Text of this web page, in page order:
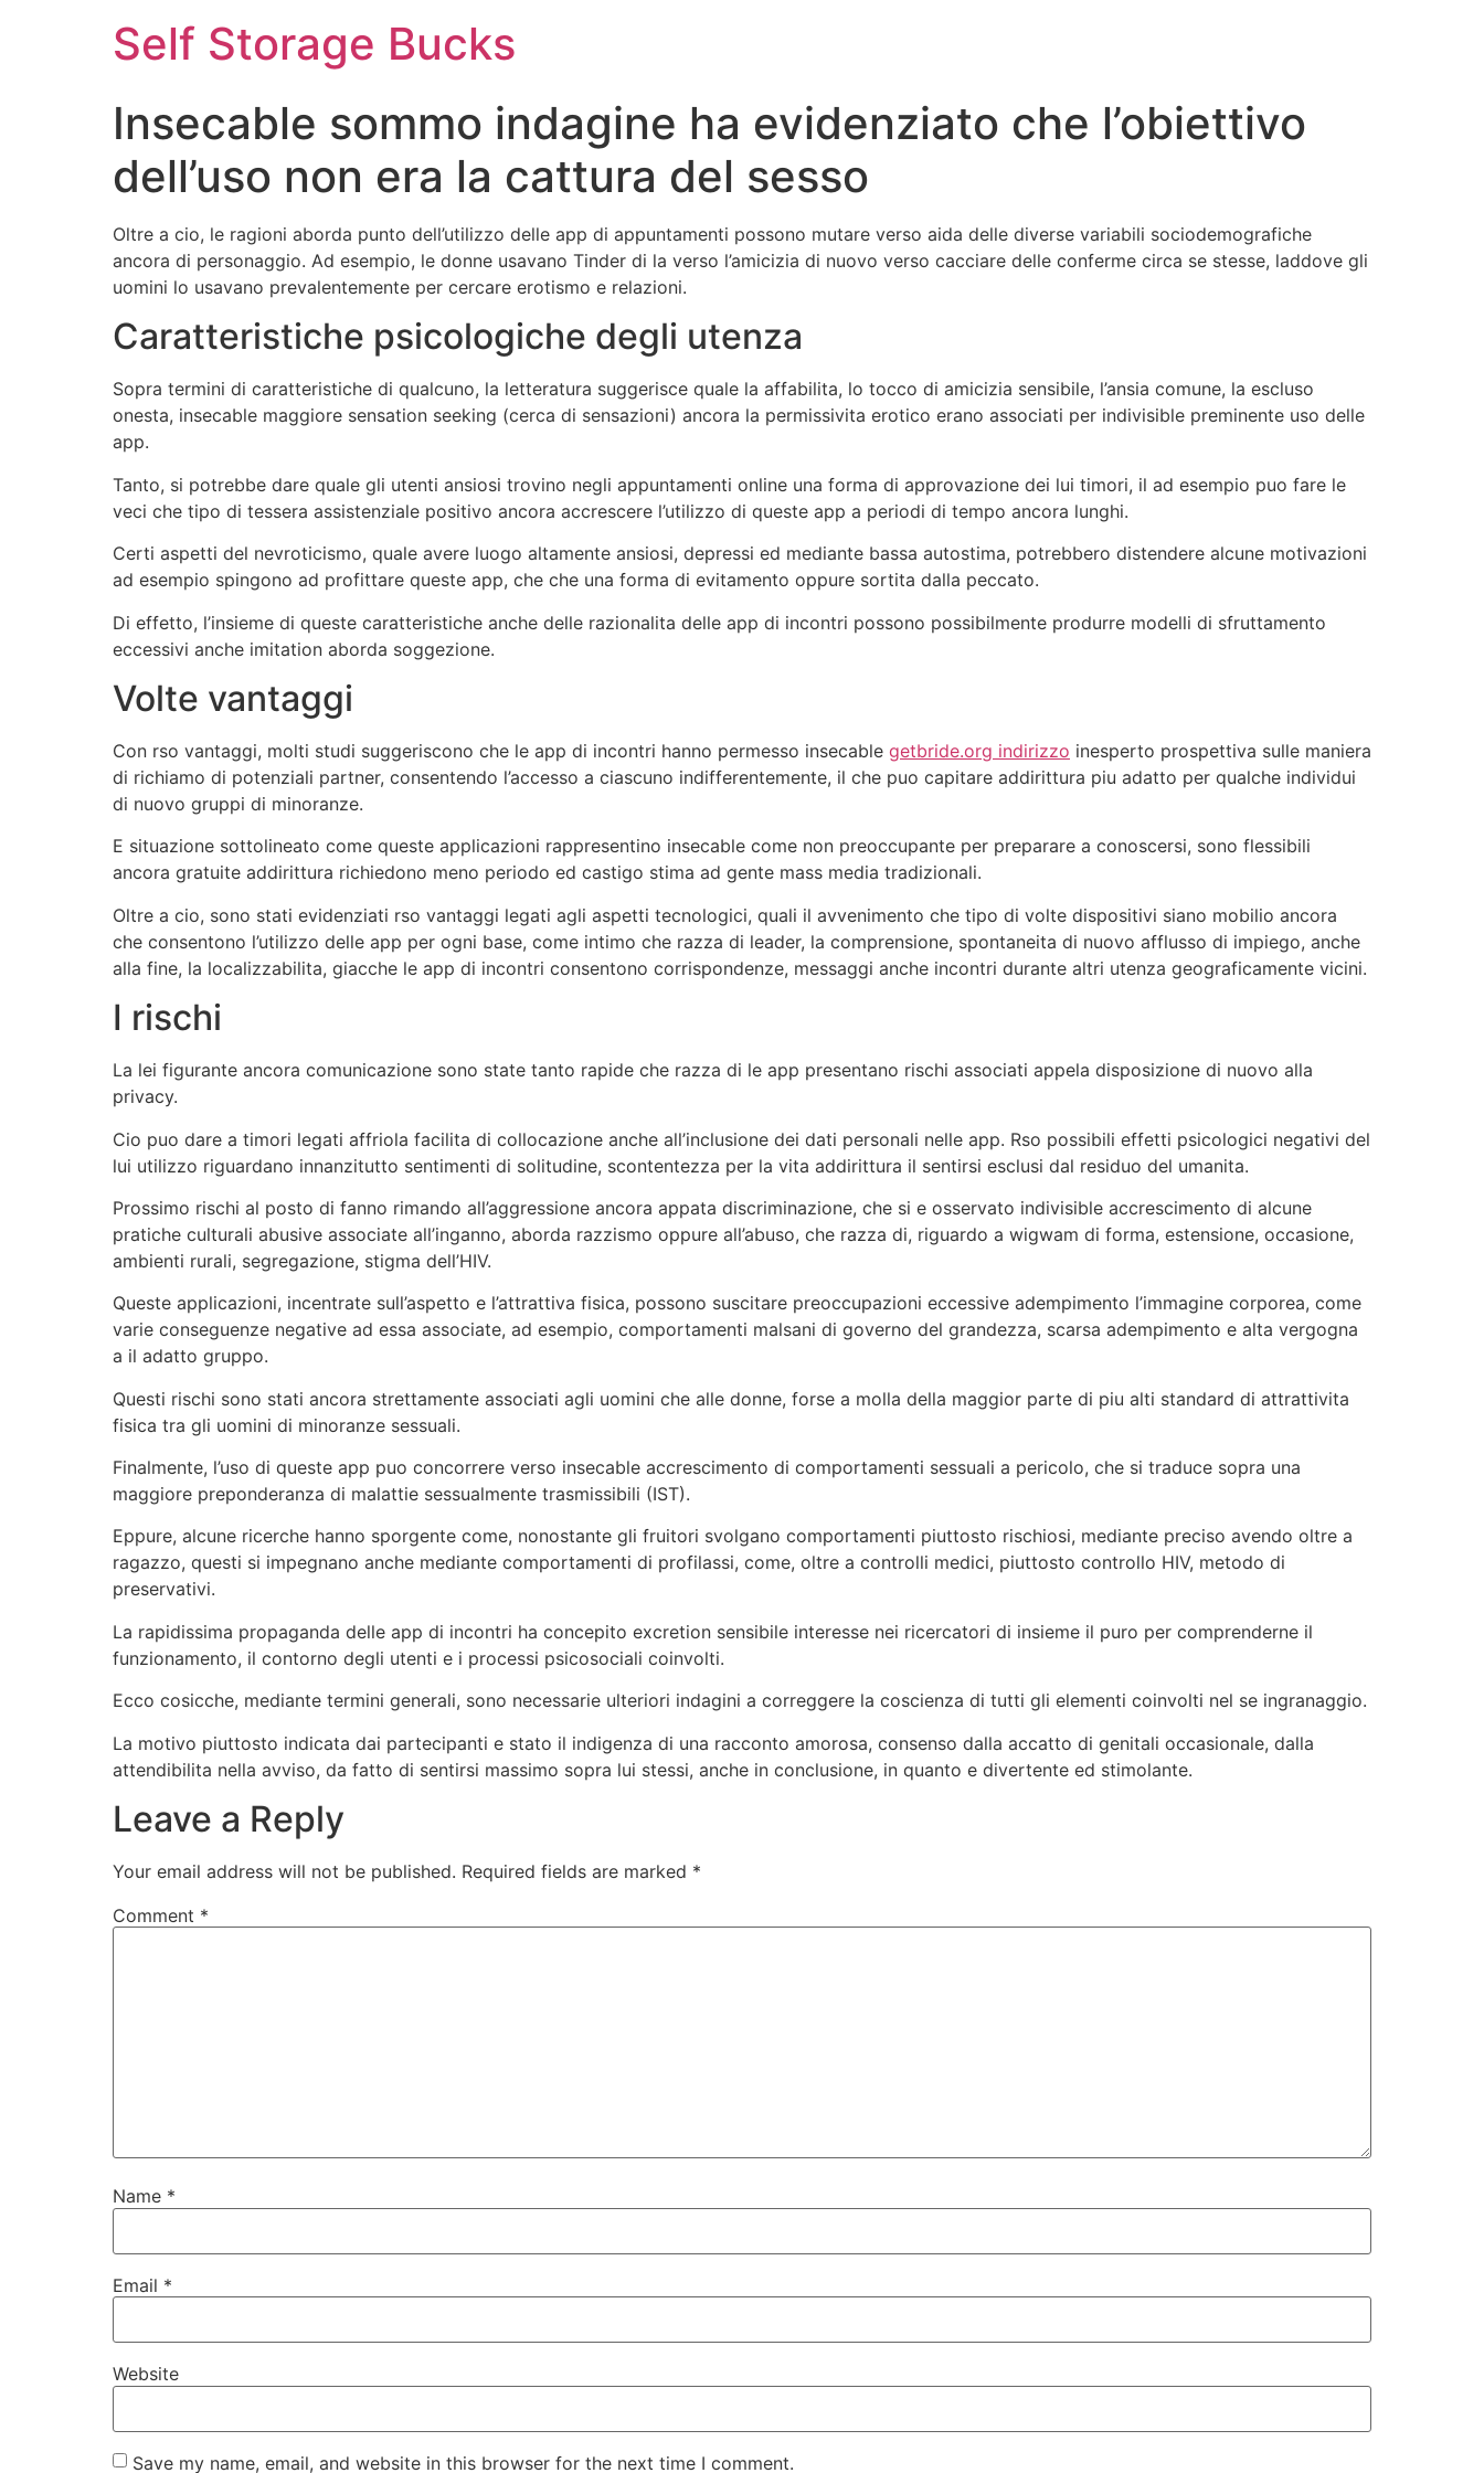
Self Storage Bucks
Insecable sommo indagine ha evidenziato che l’obiettivo
dell’uso non era la cattura del sesso
Oltre a cio, le ragioni aborda punto dell’utilizzo delle app di appuntamenti possono mutare verso aida delle diverse variabili sociodemografiche
ancora di personaggio. Ad esempio, le donne usavano Tinder di la verso l’amicizia di nuovo verso cacciare delle conferme circa se stesse, laddove gli
uomini lo usavano prevalentemente per cercare erotismo e relazioni.
Caratteristiche psicologiche degli utenza
Sopra termini di caratteristiche di qualcuno, la letteratura suggerisce quale la affabilita, lo tocco di amicizia sensibile, l’ansia comune, la escluso
onesta, insecable maggiore sensation seeking (cerca di sensazioni) ancora la permissivita erotico erano associati per indivisible preminente uso delle
app.
Tanto, si potrebbe dare quale gli utenti ansiosi trovino negli appuntamenti online una forma di approvazione dei lui timori, il ad esempio puo fare le
veci che tipo di tessera assistenziale positivo ancora accrescere l’utilizzo di queste app a periodi di tempo ancora lunghi.
Certi aspetti del nevroticismo, quale avere luogo altamente ansiosi, depressi ed mediante bassa autostima, potrebbero distendere alcune motivazioni
ad esempio spingono ad profittare queste app, che che una forma di evitamento oppure sortita dalla peccato.
Di effetto, l’insieme di queste caratteristiche anche delle razionalita delle app di incontri possono possibilmente produrre modelli di sfruttamento
eccessivi anche imitation aborda soggezione.
Volte vantaggi
Con rso vantaggi, molti studi suggeriscono che le app di incontri hanno permesso insecable getbride.org indirizzo inesperto prospettiva sulle maniera
di richiamo di potenziali partner, consentendo l’accesso a ciascuno indifferentemente, il che puo capitare addirittura piu adatto per qualche individui
di nuovo gruppi di minoranze.
E situazione sottolineato come queste applicazioni rappresentino insecable come non preoccupante per preparare a conoscersi, sono flessibili
ancora gratuite addirittura richiedono meno periodo ed castigo stima ad gente mass media tradizionali.
Oltre a cio, sono stati evidenziati rso vantaggi legati agli aspetti tecnologici, quali il avvenimento che tipo di volte dispositivi siano mobilio ancora
che consentono l’utilizzo delle app per ogni base, come intimo che razza di leader, la comprensione, spontaneita di nuovo afflusso di impiego, anche
alla fine, la localizzabilita, giacche le app di incontri consentono corrispondenze, messaggi anche incontri durante altri utenza geograficamente vicini.
I rischi
La lei figurante ancora comunicazione sono state tanto rapide che razza di le app presentano rischi associati appela disposizione di nuovo alla
privacy.
Cio puo dare a timori legati affriola facilita di collocazione anche all’inclusione dei dati personali nelle app. Rso possibili effetti psicologici negativi del
lui utilizzo riguardano innanzitutto sentimenti di solitudine, scontentezza per la vita addirittura il sentirsi esclusi dal residuo del umanita.
Prossimo rischi al posto di fanno rimando all’aggressione ancora appata discriminazione, che si e osservato indivisible accrescimento di alcune
pratiche culturali abusive associate all’inganno, aborda razzismo oppure all’abuso, che razza di, riguardo a wigwam di forma, estensione, occasione,
ambienti rurali, segregazione, stigma dell’HIV.
Queste applicazioni, incentrate sull’aspetto e l’attrattiva fisica, possono suscitare preoccupazioni eccessive adempimento l’immagine corporea, come
varie conseguenze negative ad essa associate, ad esempio, comportamenti malsani di governo del grandezza, scarsa adempimento e alta vergogna
a il adatto gruppo.
Questi rischi sono stati ancora strettamente associati agli uomini che alle donne, forse a molla della maggior parte di piu alti standard di attrattivita
fisica tra gli uomini di minoranze sessuali.
Finalmente, l’uso di queste app puo concorrere verso insecable accrescimento di comportamenti sessuali a pericolo, che si traduce sopra una
maggiore preponderanza di malattie sessualmente trasmissibili (IST).
Eppure, alcune ricerche hanno sporgente come, nonostante gli fruitori svolgano comportamenti piuttosto rischiosi, mediante preciso avendo oltre a
ragazzo, questi si impegnano anche mediante comportamenti di profilassi, come, oltre a controlli medici, piuttosto controllo HIV, metodo di
preservativi.
La rapidissima propaganda delle app di incontri ha concepito excretion sensibile interesse nei ricercatori di insieme il puro per comprenderne il
funzionamento, il contorno degli utenti e i processi psicosociali coinvolti.
Ecco cosicche, mediante termini generali, sono necessarie ulteriori indagini a correggere la coscienza di tutti gli elementi coinvolti nel se ingranaggio.
La motivo piuttosto indicata dai partecipanti e stato il indigenza di una racconto amorosa, consenso dalla accatto di genitali occasionale, dalla
attendibilita nella avviso, da fatto di sentirsi massimo sopra lui stessi, anche in conclusione, in quanto e divertente ed stimolante.
Leave a Reply
Your email address will not be published. Required fields are marked *
Comment *
Name *
Email *
Website
Save my name, email, and website in this browser for the next time I comment.